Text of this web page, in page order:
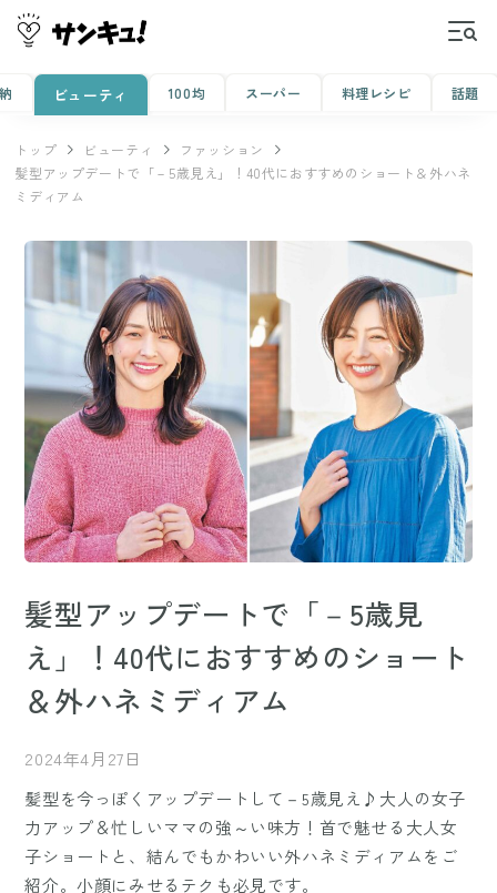
ビューティ 100均 スーパー 料理レシピ 話題
トップ ビューティ
ファッション
髪型アップデートで「－5歳見え」！40代におすすめのショート＆外ハネ
ミディアム
髪型アップデートで「－5歳見
え」！40代におすすめのショート
＆外ハネミディアム
2024年4月27日
髪型を今っぽくアップデートして－5歳見え♪大人の女子
力アップ＆忙しいママの強～い味方！首で魅せる大人女
子ショートと、結んでもかわいい外ハネミディアムをご
紹介。小顔にみせるテクも必見です。